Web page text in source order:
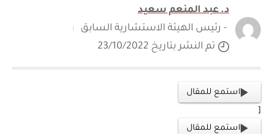
د. عبد المنعم سعيد
- رئيس الهيئة الاستشارية السابق
تم النشر بتاريخ 23/10/2022
استمع للمقال
استمع للمقال